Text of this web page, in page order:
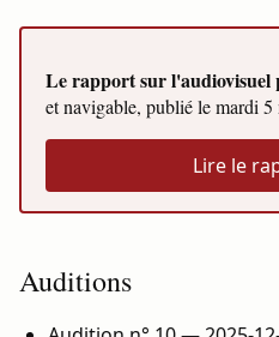
Le rapport sur l'audiovisuel
et navigable, publié lemardi 5
Lire le
Auditions